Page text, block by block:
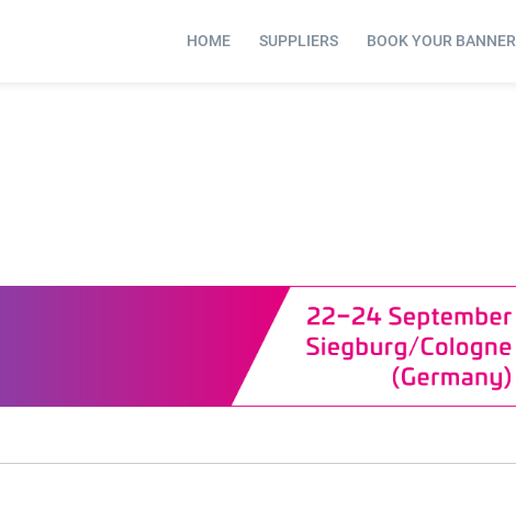
HOME SUPPLIERS BOOK YOUR BANNER